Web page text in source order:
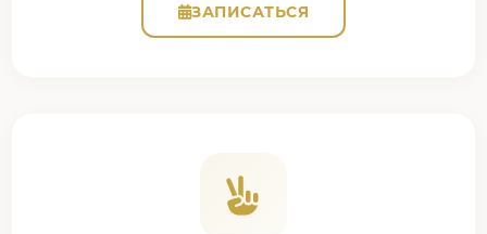
ЗАПИСАТЬСЯ